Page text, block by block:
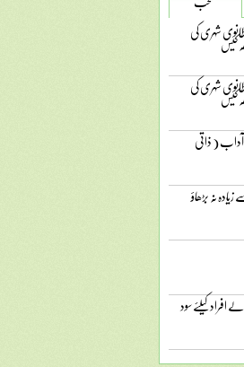
شہری کیکیس
شہری کیکیس
( ذاتی
نہ بڑھاؤ
افراد کیلئے سود